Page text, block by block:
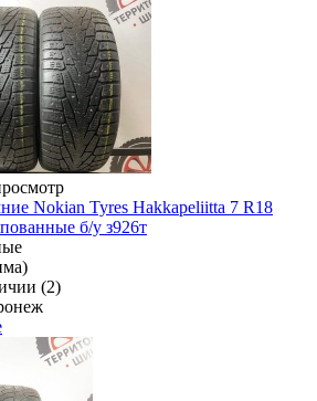
Nokian Tyres Hakkapeliitta 7 R18
б/у з926т
(2)